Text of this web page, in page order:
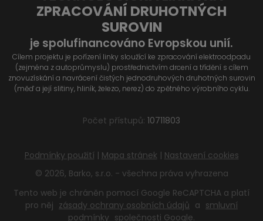
ZPRACOVÁNÍ DRUHOTNÝCH
SUROVIN
je spolufinancováno Evropskou unií.
Cílem projektu je pořízení linky sloužící ke zpracování elektroodpadu
(zejména z autoprůmyslu) prostřednictvím drcení a třídění s cílem
znovuzískání a navrácení čistých jednodruhových druhotných surovin
(měď a její slitiny, hliník, železo, nerez) do zpětného výrobního cyklu.
Počet přístupů: 10711803
© 2026, Barko, s.r.o. - všechna práva vyhrazena
Podmínky použití | Mapa stránek | Nastavení cookies
Tento web je chráněn pomocí Google ReCAPTCHA a platí
pro něj zásady ochrany osobních údajů a smluvní
podmínky společnosti Google.